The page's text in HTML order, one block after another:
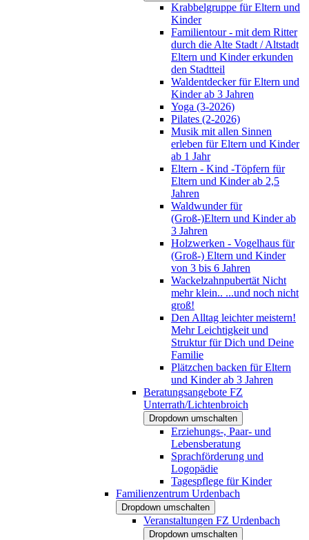
Krabbelgruppe für Eltern und
Kinder
Familientour - mit dem Ritter
durch die Alte Stadt / Altstadt
Eltern und Kinder erkunden
den Stadtteil
Waldentdecker für Eltern und
Kinder ab 3 Jahren
Yoga (3-2026)
Pilates (2-2026)
Musik mit allen Sinnen
erleben für Eltern und Kinder
ab 1 Jahr
Eltern - Kind -Töpfern für
Eltern und Kinder ab 2,5
Jahren
Waldwunder für
(Groß-)Eltern und Kinder ab
3 Jahren
Holzwerken - Vogelhaus für
(Groß-) Eltern und Kinder
von 3 bis 6 Jahren
Wackelzahnpubertät Nicht
mehr klein.. ...und noch nicht
groß!
Den Alltag leichter meistern!
Mehr Leichtigkeit und
Struktur für Dich und Deine
Familie
Plätzchen backen für Eltern
und Kinder ab 3 Jahren
Beratungsangebote FZ
Unterrath/Lichtenbroich
Dropdown umschalten
Erziehungs-, Paar- und
Lebensberatung
Sprachförderung und
Logopädie
Tagespflege für Kinder
Familienzentrum Urdenbach
Dropdown umschalten
Veranstaltungen FZ Urdenbach
Dropdown umschalten